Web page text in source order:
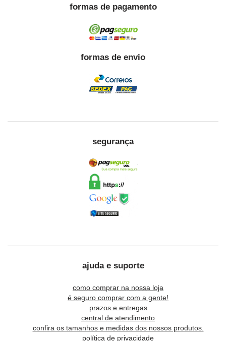
formas de pagamento
formas de envio
segurança
ajuda e suporte
como comprar na nossa loja
é seguro comprar com a gente!
prazos e entregas
central de atendimento
confira os tamanhos e medidas dos nossos produtos.
política de privacidade